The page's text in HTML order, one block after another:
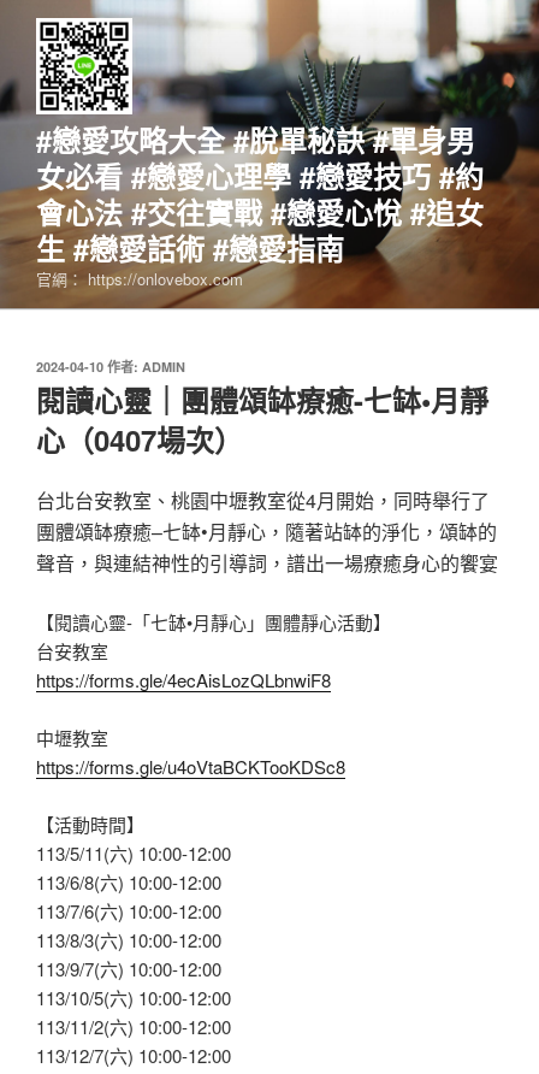
要
#戀愛攻略大全 #脫單秘訣 #單身男
女必看 #戀愛心理學 #戀愛技巧 #約
會心法 #交往實戰 #戀愛心悅 #追女
生 #戀愛話術 #戀愛指南
官網： https://onlovebox.com
發
佈
於
2024-04-10 作者: ADMIN
閱讀心靈｜團體頌缽療癒-七缽•月靜
心（0407場次）
台北台安教室、桃園中壢教室從4月開始，同時舉行了
團體頌缽療癒–七缽•月靜心，隨著站缽的淨化，頌缽的
聲音，與連結神性的引導詞，譜出一場療癒身心的饗宴
【閱讀心靈-「七缽•月靜心」團體靜心活動】
台安教室
https://forms.gle/4ecAisLozQLbnwiF8
中壢教室
https://forms.gle/u4oVtaBCKTooKDSc8
【活動時間】
113/5/11(六) 10:00-12:00
113/6/8(六) 10:00-12:00
113/7/6(六) 10:00-12:00
113/8/3(六) 10:00-12:00
113/9/7(六) 10:00-12:00
113/10/5(六) 10:00-12:00
113/11/2(六) 10:00-12:00
113/12/7(六) 10:00-12:00